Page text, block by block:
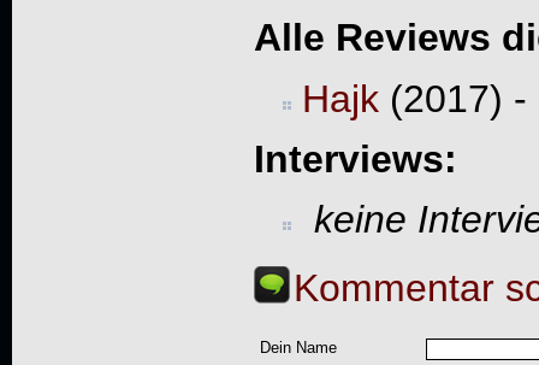
Alle Reviews
Hajk(2017) -
Interviews:
keine
Kommentar
Dein Name